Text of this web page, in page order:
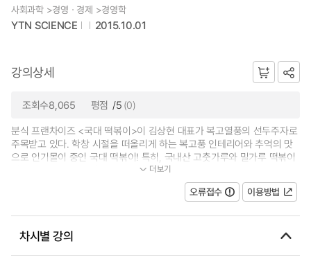
사회과학 >경영ㆍ경제 >경영학
YTN SCIENCE 2015.10.01
강의상세
조회수8,065 평점 /5 (0)
분식 프랜차이즈 <국대 떡볶이>이 김상현 대표가 복고열풍의 선두주자로
주목받고 있다. 학창 시절을 떠올리게 하는 복고풍 인테리어와 추억의 맛
으로 인기몰이 중인 국대 떡볶이! 특히, 국내산 고춧가루와 밀가루 떡볶이
떡을 사용해 옛날 추억의 맛을 그... 더보기
오류접수 이용방법
차시별 강의